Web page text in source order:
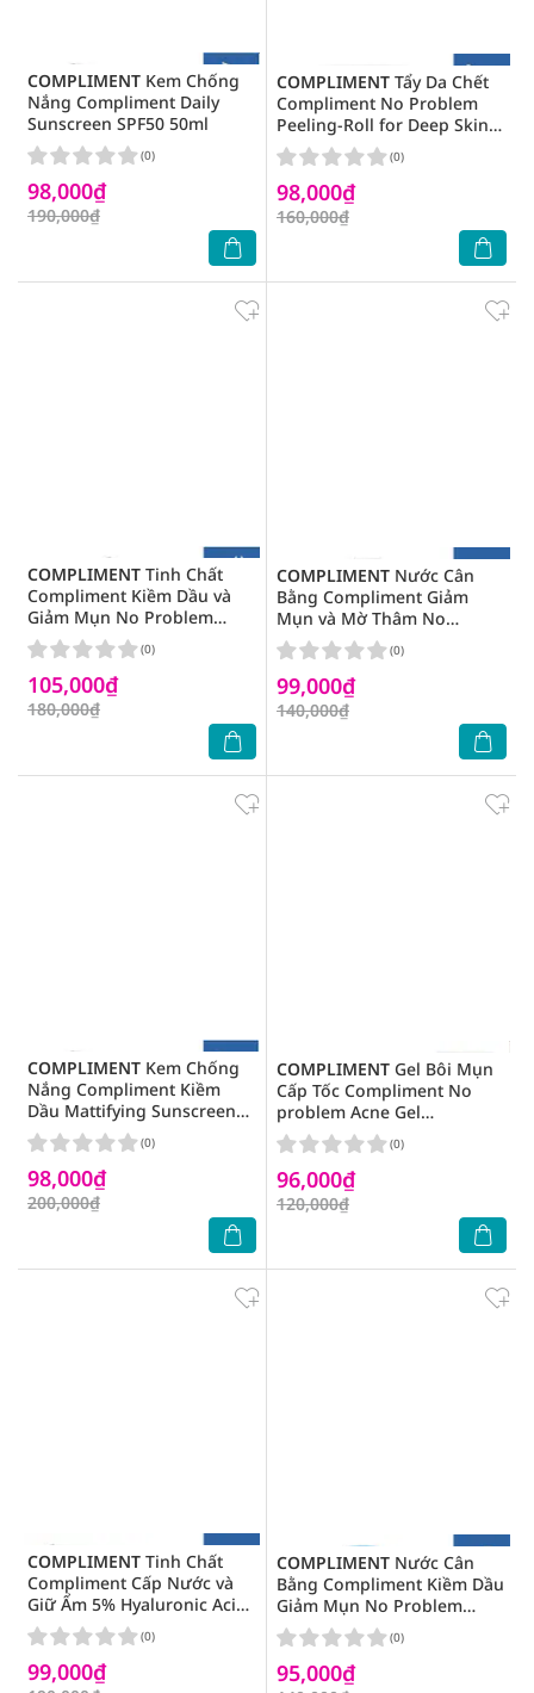
COMPLIMENT Kem Chống
Nắng Compliment Daily
Sunscreen SPF50 50ml
98,000₫
190,000₫
(0)
COMPLIMENT Tẩy Da Chết
Compliment No Problem
Peeling-Roll for Deep Skin
Cleansing with Salicylic Acid
80ml
98,000₫
160,000₫
(0)
COMPLIMENT Tinh Chất
Compliment Kiềm Dầu và
Giảm Mụn No Problem
Niacinamide & Zinc Serum
27ml
105,000₫
180,000₫
(0)
COMPLIMENT Nước Cân
Bằng Compliment Giảm
Mụn và Mờ Thâm No
Problem Normalizing (BHA -
ZinC - Niacinamide) Facial
Toner 200ml
99,000₫
140,000₫
(0)
COMPLIMENT Kem Chống
Nắng Compliment Kiềm
Dầu Mattifying Sunscreen
SPF50 50ml
98,000₫
200,000₫
(0)
COMPLIMENT Gel Bôi Mụn
Cấp Tốc Compliment No
problem Acne Gel
Applicator 25ml
96,000₫
120,000₫
(0)
COMPLIMENT Tinh Chất
Compliment Cấp Nước và
Giữ Ẩm 5% Hyaluronic Acid
Serum 27ml
99,000₫
(0)
COMPLIMENT Nước Cân
Bằng Compliment Kiềm Dầu
Giảm Mụn No Problem
Salicylic Acid Toner 200ml
95,000₫
(0)